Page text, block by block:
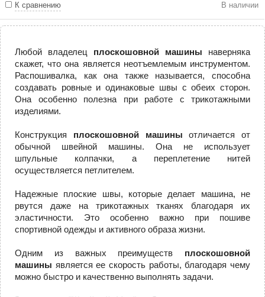
К сравнению В наличии
Любой владелец плоскошовной машины наверняка
скажет, что она является неотъемлемым инструментом.
Распошивалка, как она также называется, способна
создавать ровные и одинаковые швы с обеих сторон.
Она особенно полезна при работе с трикотажными
изделиями.
Конструкция плоскошовной машины отличается от
обычной швейной машины. Она не использует
шпульные колпачки, а переплетение нитей
осуществляется петлителем.
Надежные плоские швы, которые делает машина, не
рвутся даже на трикотажных тканях благодаря их
эластичности. Это особенно важно при пошиве
спортивной одежды и активного образа жизни.
Одним из важных преимуществ плоскошовной
машины является ее скорость работы, благодаря чему
можно быстро и качественно выполнять задачи.